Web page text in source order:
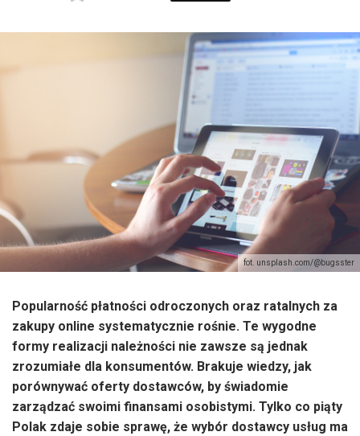
fot. unsplash.com/@bugsster
Popularność płatności odroczonych oraz ratalnych za
zakupy online systematycznie rośnie. Te wygodne
formy realizacji należności nie zawsze są jednak
zrozumiałe dla konsumentów. Brakuje wiedzy, jak
porównywać oferty dostawców, by świadomie
zarządzać swoimi finansami osobistymi. Tylko co piąty
Polak zdaje sobie sprawę, że wybór dostawcy usług ma